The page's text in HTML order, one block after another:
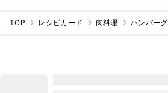
TOP レシピカード 肉料理 ハンバーグ